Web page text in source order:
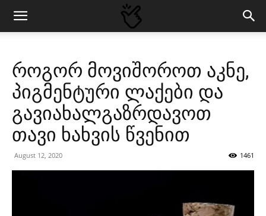
როგორ მოვიშოროთ აკნე,
პიგმენტური ლაქები და
გავიახალგაზრდავოთ
თავი ხახვის წვენით
August 12, 2020 1461